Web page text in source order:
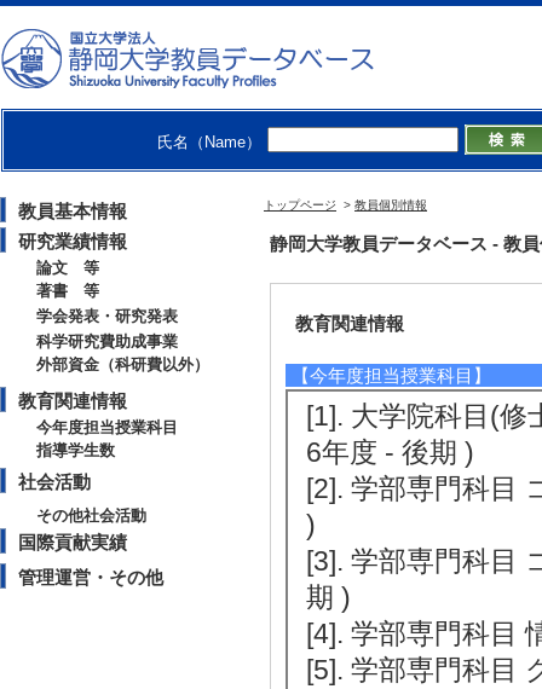
氏名（Name）
教員基本情報
研究業績情報
論文 等
著書 等
学会発表・研究発表
科学研究費助成事業
外部資金（科研費以外）
教育関連情報
今年度担当授業科目
指導学生数
社会活動
その他社会活動
国際貢献実績
管理運営・その他
トップページ > 教員個別情報
静岡大学教員データベース - 教
[3]. 母語話者とのビデオレター
[4]. オンライン言語学習におけ
【外部資金（科研費以外）】
[1]. 母語話者と文
使用語彙と構文に
定協会 [制度名]
教育関連情報
【今年度担当授業科目】
[1]. 大学院科目(修
6年度 - 後期 )
[2]. 学部専門科目
)
[3]. 学部専門科目
期 )
[4]. 学部専門科目
[5]. 学部専門科目